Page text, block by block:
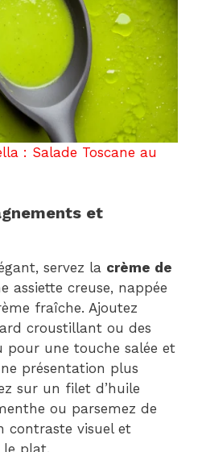
: Salade Toscane au
et
servez la crème de
assiette creuse, nappée
fraîche. Ajoutez
croustillant ou des
pour une touche salée et
présentation plus
sur un filet d’huile
ou parsemez de
contraste visuel et